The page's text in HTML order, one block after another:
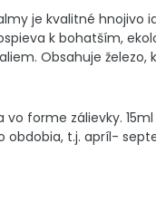
je kvalitné
k bohatším,
Obsahuje
vo forme zálievky.
obdobia, t.j. apríl-